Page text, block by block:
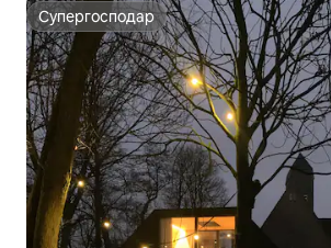
Супергосподар
Супергосподар